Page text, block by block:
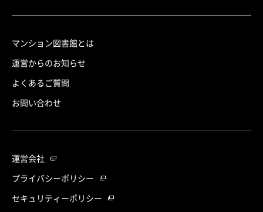
マンション図書館とは
運営からのお知らせ
よくあるご質問
お問い合わせ
運営会社
プライバシーポリシー
セキュリティーポリシー